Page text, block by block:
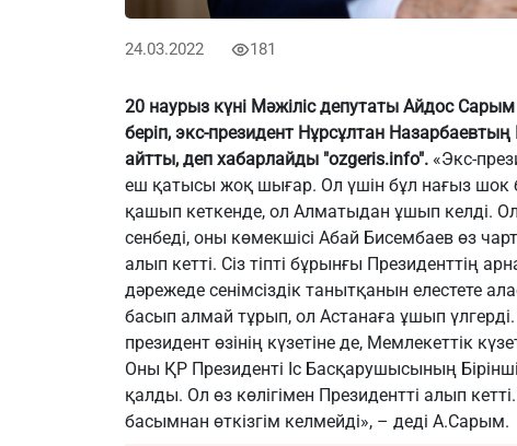
24.03.2022 181
20 наурыз күні Мәжіліс депутаты Айдос
беріп, экс-президент Нұрсұлтан
айтты, деп хабарлайды "ozgeris.info". «Экс-
еш қатысы жоқ шығар. Ол үшін бұл нағыз
қашып кеткенде, ол Алматыдан ұшып келді. Ол
сенбеді, оны көмекшісі Абай Бисембаев өз
алып кетті. Сіз тіпті бұрынғы Президенттің
дәрежеде сенімсіздік танытқанын елестете
басып алмай тұрып, ол Астанаға ұшып
президент өзінің күзетіне де, Мемлекеттік
Оны ҚР Президенті Іс Басқарушысының
қалды. Ол өз көлігімен Президентті алып
басымнан өткізгім келмейді», – деді А.Сарым.